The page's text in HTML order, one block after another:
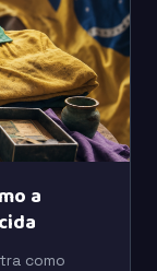
a
como